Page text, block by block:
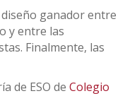
ganador entre
y entre las
Finalmente, las
de ESO de Colegio